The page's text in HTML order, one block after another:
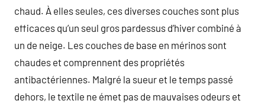
chaud. À elles seules, ces diverses couches sont plus
efficaces qu’un seul gros pardessus d’hiver combiné à
un de neige. Les couches de base en mérinos sont
chaudes et comprennent des propriétés
antibactériennes. Malgré la sueur et le temps passé
dehors, le textile ne émet pas de mauvaises odeurs et